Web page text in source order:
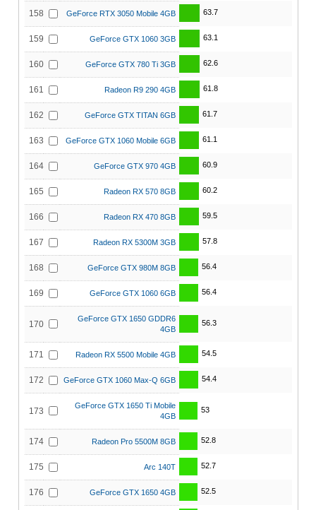
158 GeForce RTX 3050 Mobile 4GB 63.7
159 GeForce GTX 1060 3GB 63.1
160 GeForce GTX 780 Ti 3GB 62.6
161 Radeon R9 290 4GB 61.8
162 GeForce GTX TITAN 6GB 61.7
163 GeForce GTX 1060 Mobile 6GB 61.1
164 GeForce GTX 970 4GB 60.9
165 Radeon RX 570 8GB 60.2
166 Radeon RX 470 8GB 59.5
167 Radeon RX 5300M 3GB 57.8
168 GeForce GTX 980M 8GB 56.4
169 GeForce GTX 1060 6GB 56.4
170
GeForce GTX 1650 GDDR6
4GB
56.3
171 Radeon RX 5500 Mobile 4GB 54.5
172 GeForce GTX 1060 Max-Q 6GB 54.4
173
GeForce GTX 1650 Ti Mobile
4GB
53
174 Radeon Pro 5500M 8GB 52.8
175 Arc 140T 52.7
176 GeForce GTX 1650 4GB 52.5